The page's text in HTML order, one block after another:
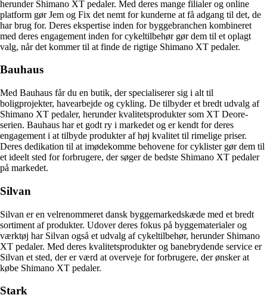
herunder Shimano XT pedaler. Med deres mange filialer og online
platform gør Jem og Fix det nemt for kunderne at få adgang til det, de
har brug for. Deres ekspertise inden for byggebranchen kombineret
med deres engagement inden for cykeltilbehør gør dem til et oplagt
valg, når det kommer til at finde de rigtige Shimano XT pedaler.
Bauhaus
Med Bauhaus får du en butik, der specialiserer sig i alt til
boligprojekter, havearbejde og cykling. De tilbyder et bredt udvalg af
Shimano XT pedaler, herunder kvalitetsprodukter som XT Deore-
serien. Bauhaus har et godt ry i markedet og er kendt for deres
engagement i at tilbyde produkter af høj kvalitet til rimelige priser.
Deres dedikation til at imødekomme behovene for cyklister gør dem til
et ideelt sted for forbrugere, der søger de bedste Shimano XT pedaler
på markedet.
Silvan
Silvan er en velrenommeret dansk byggemarkedskæde med et bredt
sortiment af produkter. Udover deres fokus på byggematerialer og
værktøj har Silvan også et udvalg af cykeltilbehør, herunder Shimano
XT pedaler. Med deres kvalitetsprodukter og banebrydende service er
Silvan et sted, der er værd at overveje for forbrugere, der ønsker at
købe Shimano XT pedaler.
Stark